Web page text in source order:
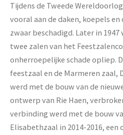
Tijdens de Tweede
vooral aan de daken, koepels
zwaar beschadigd. Later in
twee zalen van het
onherroepelijke schade opliep.
feestzaal en de Marmeren zaal,
werd met de bouw van de
ontwerp van Rie Haen,
verbinding werd met de bouw
Elisabethzaal in 2014-2016,